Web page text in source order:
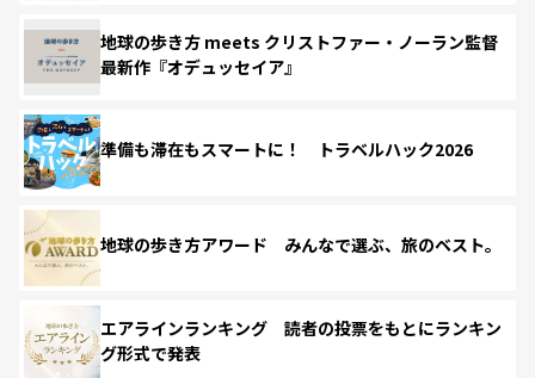
地球の歩き方 meets クリストファー・ノーラン監督
最新作『オデュッセイア』
準備も滞在もスマートに！ トラベルハック2026
地球の歩き方アワード みんなで選ぶ、旅のベスト。
エアラインランキング 読者の投票をもとにランキン
グ形式で発表